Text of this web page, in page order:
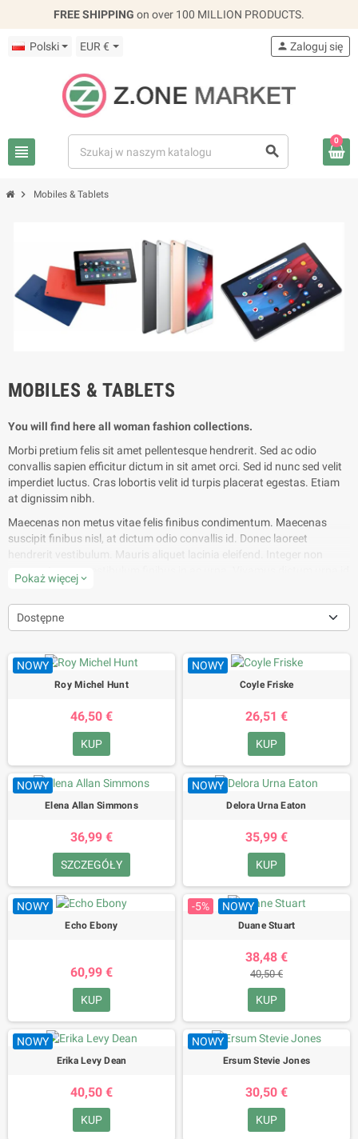
FREE SHIPPING on over 100 MILLION PRODUCTS.
Polski EUR €
view_headline search
person Zaloguj się
0
chevron_right Mobiles & Tablets
MOBILES & TABLETS
You will find here all woman fashion collections.
Morbi pretium felis sit amet pellentesque hendrerit. Sed ac odio
convallis sapien efficitur dictum in sit amet orci. Sed id nunc sed velit
imperdiet luctus. Cras lobortis velit id turpis placerat egestas. Etiam
at dignissim nibh.
Maecenas non metus vitae felis finibus condimentum. Maecenas
suscipit finibus nisl, at dictum odio convallis id. Donec laoreet
hendrerit vestibulum. Mauris aliquet lacinia eleifend. Integer non
mollis euismod. Cras ultricies eu est eu eleifend.
Pokaż więcej expand_more
Dostępne
NOWY
Roy Michel Hunt
46,50 €
KUP
NOWY
Coyle Friske
26,51 €
KUP
NOWY
Elena Allan Simmons
36,99 €
SZCZEGÓŁY
NOWY
Delora Urna Eaton
35,99 €
KUP
NOWY
Echo Ebony
60,99 €
KUP
-5% NOWY
Duane Stuart
38,48 €
40,50 €
KUP
NOWY
Erika Levy Dean
40,50 €
KUP
NOWY
Ersum Stevie Jones
30,50 €
KUP